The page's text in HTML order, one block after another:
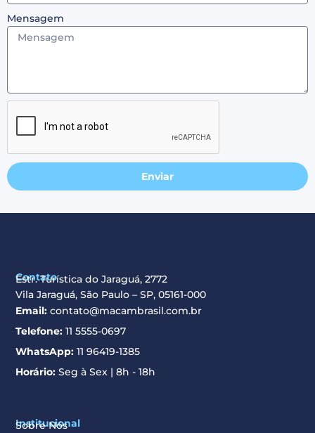
Mensagem
Enviar
Institucional
Sobre Nós
Contato
Estr. Turística do Jaraguá, 2772
Vila Jaraguá, São Paulo – SP, 05161-000
Email: contato@macambrasil.com.br
Telefone: 11 5555-0697
WhatsApp: 11 96419-1385
Horário: Seg à Sex | 8h - 18h